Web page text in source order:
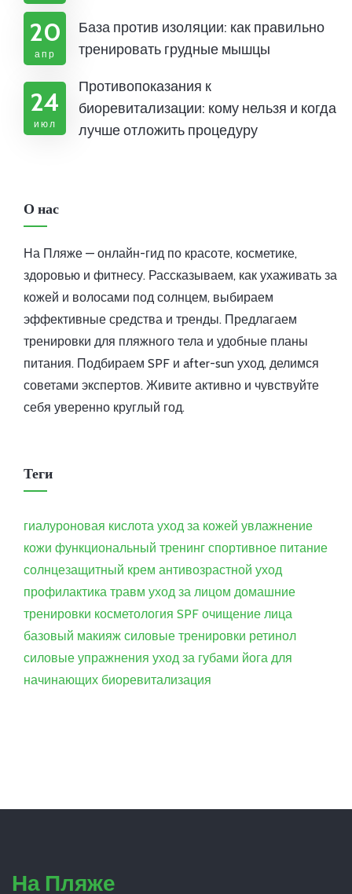
20
апр
База против изоляции: как правильно
тренировать грудные мышцы
24
июл
Противопоказания к
биоревитализации: кому нельзя и когда
лучше отложить процедуру
О нас
На Пляже — онлайн-гид по красоте, косметике,
здоровью и фитнесу. Рассказываем, как ухаживать за
кожей и волосами под солнцем, выбираем
эффективные средства и тренды. Предлагаем
тренировки для пляжного тела и удобные планы
питания. Подбираем SPF и after-sun уход, делимся
советами экспертов. Живите активно и чувствуйте
себя уверенно круглый год.
Теги
гиалуроновая кислота уход за кожей увлажнение
кожи функциональный тренинг спортивное питание
солнцезащитный крем антивозрастной уход
профилактика травм уход за лицом домашние
тренировки косметология SPF очищение лица
базовый макияж силовые тренировки ретинол
силовые упражнения уход за губами йога для
начинающих биоревитализация
На Пляже